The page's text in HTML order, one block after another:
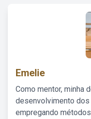
Emelie
Como mentor, minha
desenvolvimento dos
empregando